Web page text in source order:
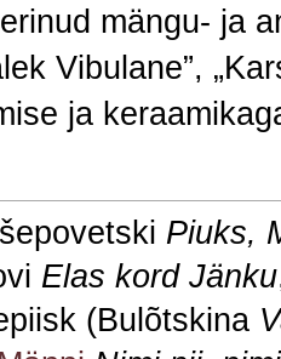
mängu- ja
Vibulane”,
ja
Piuks,
Elas kord Jänku
(Bulõtskina